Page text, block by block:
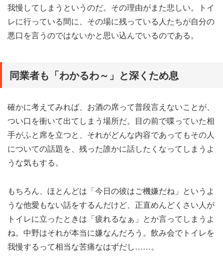
我慢してしまうというのだ。その理由がまた悲しい。トイ
レに行っている間に、その場に残っている人たちが自分の
悪口を言うのではないかと思い込んでいるのである。
同業者も「わかるわ～」と深くため息
確かに考えてみれば、お酒の席って普段言えないことが、
つい口を衝いて出てしまう場所だ。目の前で喋っていた相
手がふと席を立つと、それがどんな内容であってもその人
についての話題を、残った誰かに話したくなってしまうよ
うな気もする。
もちろん、ほとんどは「今日の彼はご機嫌だね」というよ
うな他愛もない話をするんだけど、正直めんどくさい人が
トイレに立ったときは「疲れるなぁ」とか言ってしまうよ
ね。中野はそれが本当に嫌なんだろう。飲み会でトイレを
我慢するって相当な苦痛なはずだし……。